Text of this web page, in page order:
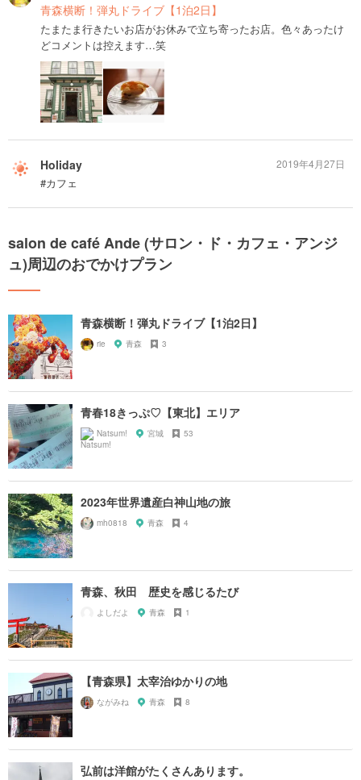
青森横断！弾丸ドライブ【1泊2日】
たまたま行きたいお店がお休みで立ち寄ったお店。色々あったけ
どコメントは控えます…笑
Holiday
#カフェ
2019年4月27日
salon de café Ande (サロン・ド・カフェ・アンジ
ュ)周辺のおでかけプラン
青森横断！弾丸ドライブ【1泊2日】
rie 青森 3
青春18きっぷ♡【東北】エリア
Natsum! 宮城 53
2023年世界遺産白神山地の旅
mh0818 青森 4
青森、秋田 歴史を感じるたび
よしだよ 青森 1
【青森県】太宰治ゆかりの地
ながみね 青森 8
弘前は洋館がたくさんあります。